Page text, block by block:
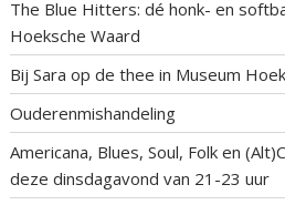
The Blue Hitters: dé honk- en
Hoeksche Waard
Bij Sara op de thee in Museum
Ouderenmishandeling
Americana, Blues, Soul, Folk en
deze dinsdagavond van 21-23 uur